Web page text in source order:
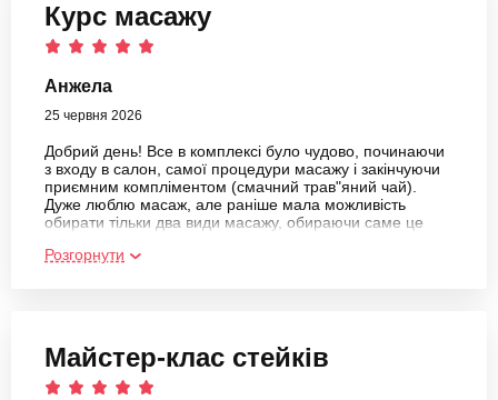
Курс масажу
Анжела
25 червня 2026
Добрий день! Все в комплексі було чудово, починаючи
з входу в салон, самої процедури масажу і закінчуючи
приємним компліментом (смачний трав"яний чай).
Дуже люблю масаж, але раніше мала можливість
обирати тільки два види масажу, обираючи саме це
спробувати різні види масажу та обрати для себе
Це дуже добре, що ви займаєтеся такою прекрасною
справою, як подарунки-враження, що допомагаєте
людям отримувати яскраві, позитивні та незабутні
Розгорнути
Майстер-клас стейків